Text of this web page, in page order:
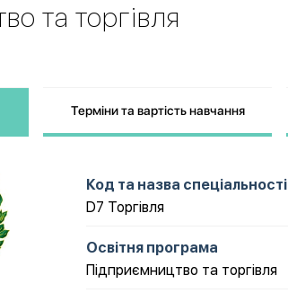
та торгівля
Терміни та вартість навчання
Код та назва спеціальності
D7 Торгівля
Освітня програма
Підприємництво та торгівля